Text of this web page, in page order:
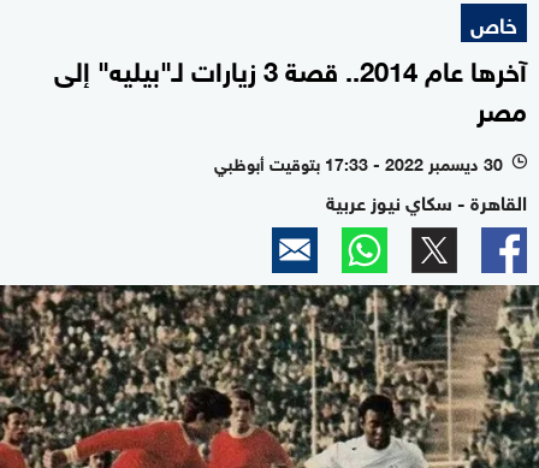
خاص
آخرها عام 2014.. قصة 3 زيارات لـ"بيليه" إلى
مصر
l 30 ديسمبر 2022 - 17:33 بتوقيت أبوظبي
القاهرة - سكاي نيوز عربية